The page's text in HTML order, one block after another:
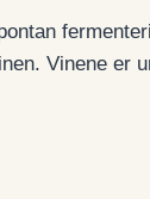
Vinene er